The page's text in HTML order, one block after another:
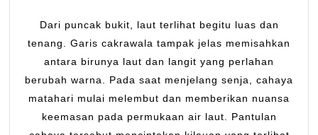
Dari puncak bukit, laut terlihat begitu luas dan
tenang. Garis cakrawala tampak jelas memisahkan
antara birunya laut dan langit yang perlahan
berubah warna. Pada saat menjelang senja, cahaya
matahari mulai melembut dan memberikan nuansa
keemasan pada permukaan air laut. Pantulan